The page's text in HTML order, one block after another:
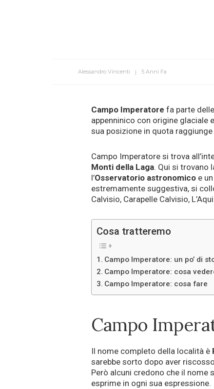
Alessandro Vincenti 5 Anni Fa
Campo Imperatore fa parte
appenninico con origine glaciale
sua posizione in quota
Campo Imperatore si trova
Monti della Laga. Qui si trovano
l’Osservatorio astronomico e un
estremamente suggestiva, si
Calvisio, Carapelle Calvisio,
Cosa tratteremo
Campo Imperatore: un po’ di
Campo Imperatore: cosa
Campo Imperatore: cosa fare
Campo
Il nome completo della località è
sarebbe sorto dopo aver
Però alcuni credono che il nome
esprime in ogni sua espressione.